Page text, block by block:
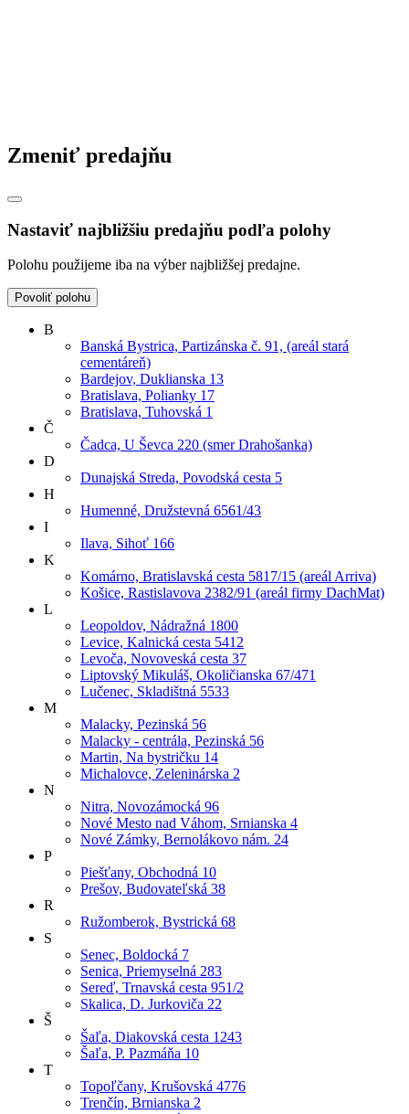
Zmeniť predajňu
Nastaviť najbližšiu predajňu podľa polohy
Polohu použijeme iba na výber najbližšej predajne.
Povoliť polohu
B
Banská Bystrica, Partizánska č. 91, (areál stará
cementáreň)
Bardejov, Duklianska 13
Bratislava, Polianky 17
Bratislava, Tuhovská 1
Č
Čadca, U Ševca 220 (smer Drahošanka)
D
Dunajská Streda, Povodská cesta 5
H
Humenné, Družstevná 6561/43
I
Ilava, Sihoť 166
K
Komárno, Bratislavská cesta 5817/15 (areál Arriva)
Košice, Rastislavova 2382/91 (areál firmy DachMat)
L
Leopoldov, Nádražná 1800
Levice, Kalnická cesta 5412
Levoča, Novoveská cesta 37
Liptovský Mikuláš, Okoličianska 67/471
Lučenec, Skladištná 5533
M
Malacky, Pezinská 56
Malacky - centrála, Pezinská 56
Martin, Na bystričku 14
Michalovce, Zeleninárska 2
N
Nitra, Novozámocká 96
Nové Mesto nad Váhom, Srnianska 4
Nové Zámky, Bernolákovo nám. 24
P
Piešťany, Obchodná 10
Prešov, Budovateľská 38
R
Ružomberok, Bystrická 68
S
Senec, Boldocká 7
Senica, Priemyselná 283
Sereď, Trnavská cesta 951/2
Skalica, D. Jurkoviča 22
Š
Šaľa, Diakovská cesta 1243
Šaľa, P. Pazmáňa 10
T
Topoľčany, Krušovská 4776
Trenčín, Brnianska 2